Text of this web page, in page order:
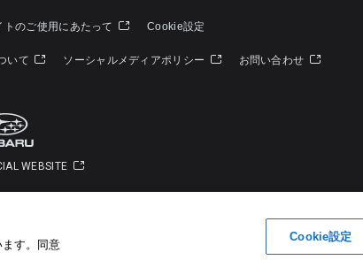
トのご使用にあたって Cookie設定
いて ソーシャルメディアポリシー お問い合わせ
WEBSITE
す。​ 同意
Cookie設定